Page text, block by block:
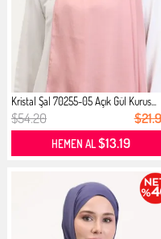
Kristal Şal 70255-05 Açık Gül Kurus...
$54.20
HEMEN AL$13.19